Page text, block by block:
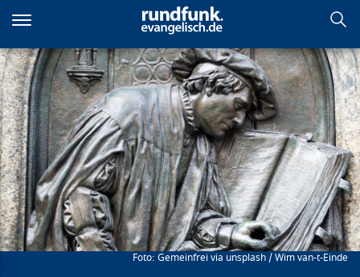
zum
Inhalt
Rechtfertigung - wozu?
Gemeinfrei via unsplash / Wim van-t-Einde